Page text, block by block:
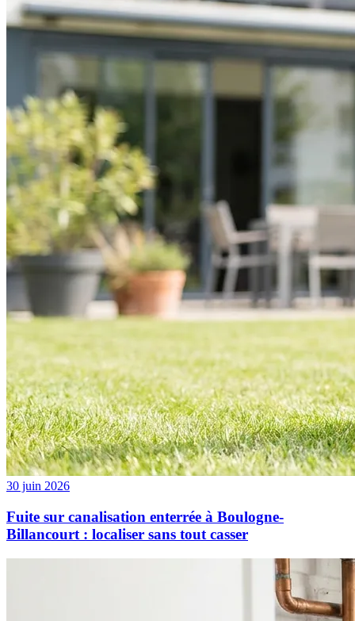
30 juin 2026
Fuite sur canalisation enterrée à Boulogne-
Billancourt : localiser sans tout casser